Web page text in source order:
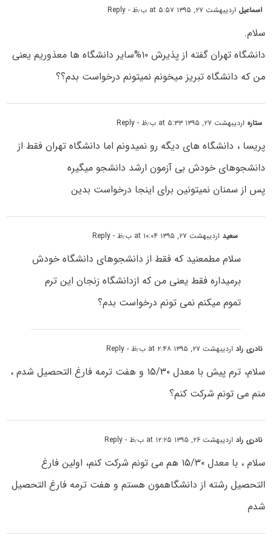
اسماعیل اردیبهشت ۲۷, ۱۳۹۵ at ۵:۵۷ ب٫ظ - Reply
سلام.
دانشگاه تهران گفته از پذیرش ۱۰%سایر دانشگاه ها معذوریم یعنی
من که دانشگاه تبریز میخونم نمیتونم درخواست بدم؟؟
ستاره اردیبهشت ۲۷, ۱۳۹۵ at ۵:۳۳ ب٫ظ - Reply
پریسا ، دانشگاه های دیگه رو نمیدونم اما دانشگاه تهران فقط از
دانشجوهای خودش بی آزمون ارشد دانشجو میگیره
پس از سمنان نمیتونین برای اینجا درخواست بدین
سعیداردیبهشت ۲۷, ۱۳۹۵ at ۱۰:۰۴ ب٫ظ - Reply
سلام مطمعنید که فقط از دانشجوهای دانشگاه خودش
برمیداره فقط یعنی من که ازدانشگاه زنجان این ترم
تموم میکنم نمی تونم درخواست بدم؟
نادری راداردیبهشت ۲۷, ۱۳۹۵ at ۲:۴۸ ب٫ظ - Reply
سلام، ترم پیش با معدل ۱۵/۳۰ و هفت ترمه فارغ التحصیل شدم ،
منم می تونم شرکت کنم؟
نادری راداردیبهشت ۲۶, ۱۳۹۵ at ۱۲:۲۵ ب٫ظ - Reply
سلام ، با معدل ۱۵/۳۰ هم می تونم شرکت کنم، اولین فارغ
التحصیل رشته از دانشگاهمون هستم و هفت ترمه فارغ التحصیل
شدم